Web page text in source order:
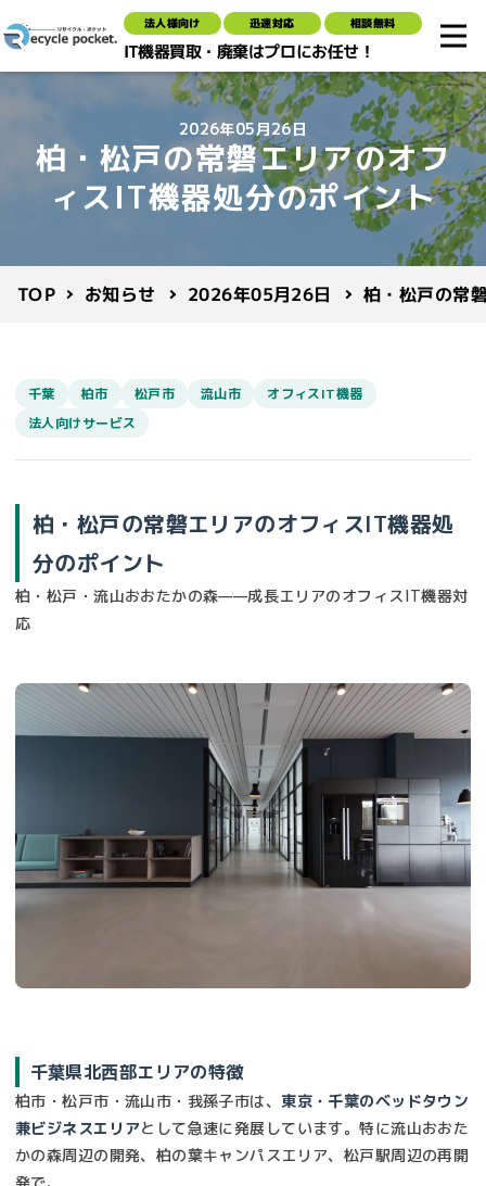
法人様向け 迅速対応 相談無料
IT機器買取・廃棄はプロにお任せ！
2026年05月26日
柏・松戸の常磐エリアのオフ
ィスIT機器処分のポイント
TOP お知らせ 2026年05月26日 柏・松戸の常
千葉 柏市 松戸市 流山市
オフィスIT機器
法人向けサービス
柏・松戸の常磐エリアのオフィスIT機器処
分のポイント
柏・松戸・流山おおたかの森——成長エリアのオフィスIT機器対
応
千葉県北西部エリアの特徴
柏市・松戸市・流山市・我孫子市は、 東京・千葉のベッドタウン
兼ビジネスエリアとして急速に発展しています。特に流山おおた
かの森周辺の開発、柏の葉キャンパスエリア、松戸駅周辺の再開